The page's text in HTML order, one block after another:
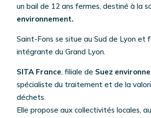
un bail de 12 ans fermes, destiné à la
environnement.
Saint-Fons se situe au Sud de Lyon et
intégrante du Grand Lyon.
SITA France, filiale de Suez
spécialiste du traitement et de la
déchets.
Elle propose aux collectivités locales,